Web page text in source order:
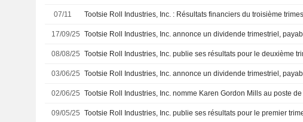
07/11
17/09/25
08/08/25
03/06/25
02/06/25
09/05/25